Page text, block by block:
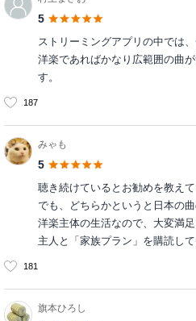
5
ストリーミングアプリの中では
洋楽であればかなり広範囲の曲
す。
187
みゃも
5
聴き続けているとお勧めを教え
でも、どちらかというと日本の
洋楽主体の生活なので、大変満足
主人と「家族プラン」を購読して
181
旗本ひろし